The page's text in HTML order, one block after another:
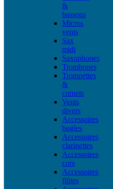
&
bassons
Micros
vents
Sax
midi
Saxophones
Trombones
Trompettes
&
cornets
Vents
divers
Accessoires
bugles
Accessoires
clarinettes
Accessoires
cors
Accessoires
flûtes